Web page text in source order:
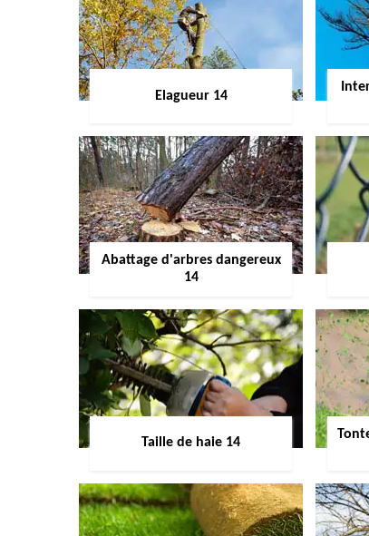
Elagueur 14
Abattage d'arbres dangereux
14
Taille de haie 14